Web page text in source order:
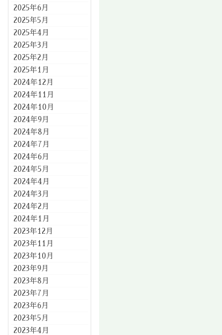
2025年6月
2025年5月
2025年4月
2025年3月
2025年2月
2025年1月
2024年12月
2024年11月
2024年10月
2024年9月
2024年8月
2024年7月
2024年6月
2024年5月
2024年4月
2024年3月
2024年2月
2024年1月
2023年12月
2023年11月
2023年10月
2023年9月
2023年8月
2023年7月
2023年6月
2023年5月
2023年4月